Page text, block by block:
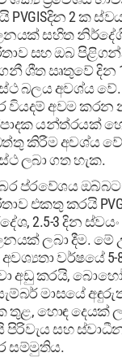
PVGISදින 2 ක
සහිත
සහ ඔබ
ශීත ඍතුවේ දින
බලය අවශ්ය
වියදම් අවම කරන
යන්ත්රයක්
කිරීම අවශ්ය වේ
ලබා ගත හැක.
ප්රවේශය ඔබ්බට
එකතු කරයි
2.5-3 දින ස්වයං
ලබා දීම. මේ
වර්ෂයේ 5-
අඩු කරයි, බොහෝ
මාසයේ
තුළ, හොඳ දෙයක්
පිරිවැය සහ
සම්මුතිය.